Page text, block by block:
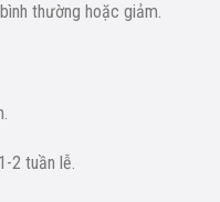
thường hoặc giảm.
2 tuần lễ.